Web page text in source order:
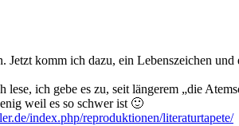
Jetzt komm ich dazu, ein Lebenszeichen
ich gebe es zu, seit längerem „die
weil es so schwer ist 🙂
index.php/reproduktionen/literaturtapete/